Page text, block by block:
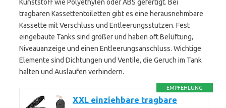
Kunststoff wie Polyethylen oder ABS gefertigt. Bei
tragbaren Kassettentoiletten gibt es eine herausnehmbare
Kassette mit Verschluss und Entleerungsstutzen. Fest
eingebaute Tanks sind größer und haben oft Belüftung,
Niveauanzeige und einen Entleerungsanschluss. Wichtige
Elemente sind Dichtungen und Ventile, die Geruch im Tank
halten und Auslaufen verhindern.
EMPFEHLUNG
XXL einziehbare tragbare